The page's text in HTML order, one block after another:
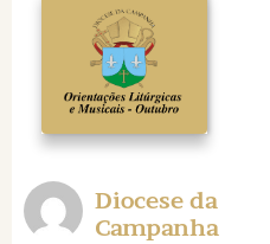
Diocese da
Campanha